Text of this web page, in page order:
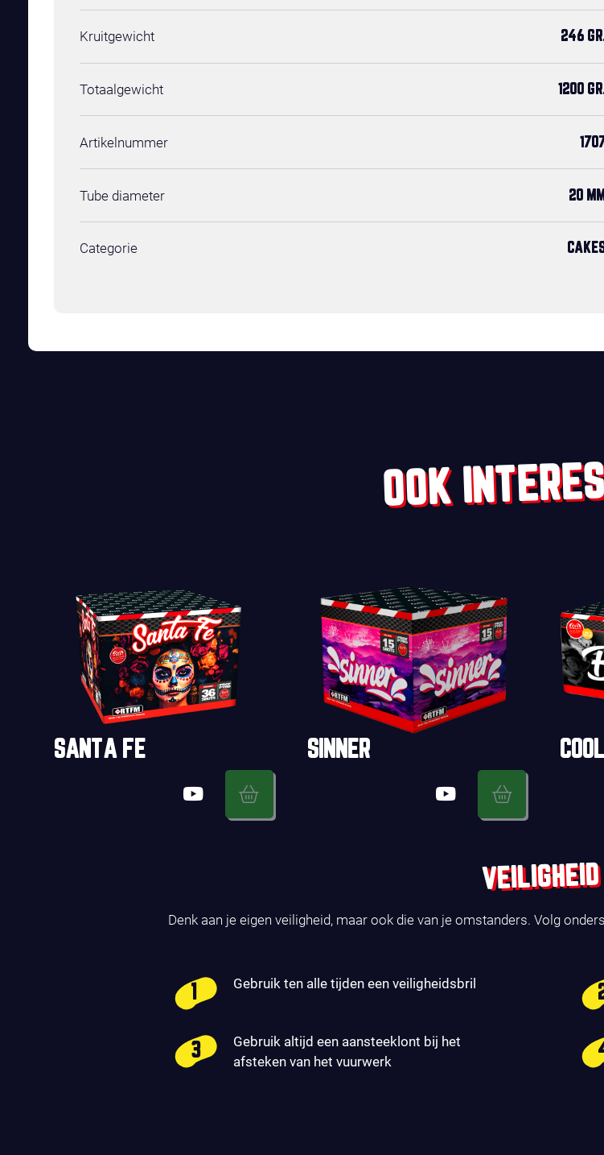
Kruitgewicht 246
Totaalgewicht 1200
Artikelnummer
Tube diameter 20 MM
Categorie
OOK
SANTA FE SINNER
VEILIGHEID
Denk aan je eigen veiligheid, maar ook die van je omstanders. Volg
Gebruik ten alle tijden een veiligheidsbril
Gebruik altijd een aansteeklont bij het
afsteken van het vuurwerk